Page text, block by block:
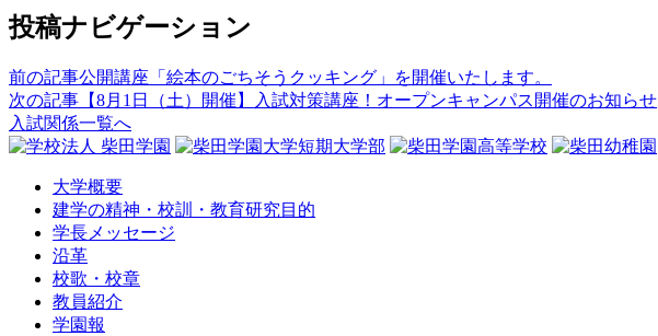
投稿ナビゲーション
前の記事公開講座「絵本のごちそうクッキング」を開催いたします。
次の記事 【8月1日（土）開催】入試対策講座！オープンキャンパス開催のお知らせ
入試関係一覧へ
大学概要
建学の精神・校訓・教育研究目的
学長メッセージ
沿革
校歌・校章
教員紹介
学園報